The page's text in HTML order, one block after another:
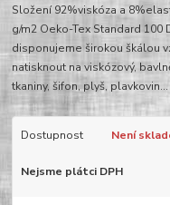
Složení 92%viskóza a
g/m2 Oeko-Tex Standard 100
disponujeme širokou škálou
natisknout na viskózový,
tkaniny, šifon, plyš,
Dostupnost Není
Nejsme plátci DPH